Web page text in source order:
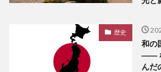
歴史
和の
――
ん